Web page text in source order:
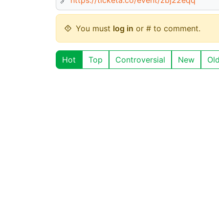
You must log in or # to comment.
Hot Top Controversial New Old